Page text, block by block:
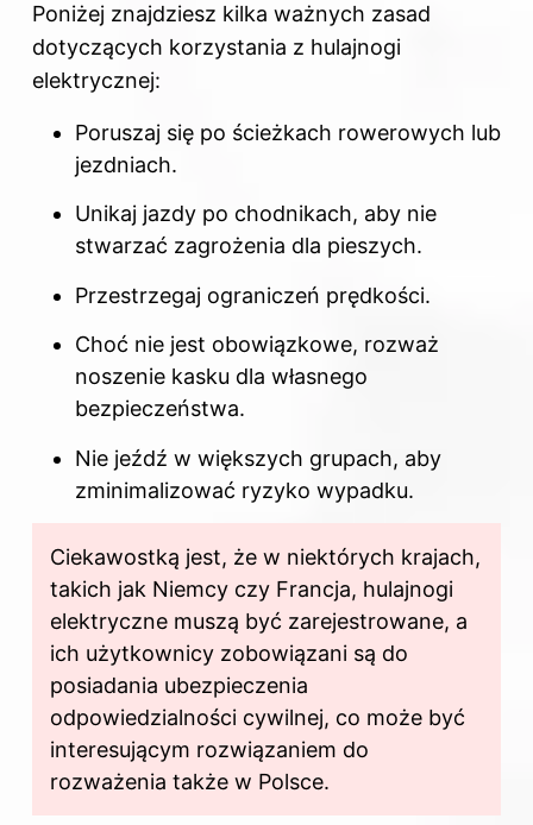
Poniżej znajdziesz kilka ważnych zasad
dotyczących korzystania z hulajnogi
elektrycznej:
Poruszaj się po ścieżkach rowerowych lub
jezdniach.
Unikaj jazdy po chodnikach, aby nie
stwarzać zagrożenia dla pieszych.
Przestrzegaj ograniczeń prędkości.
Choć nie jest obowiązkowe, rozważ
noszenie kasku dla własnego
bezpieczeństwa.
Nie jeźdź w większych grupach, aby
zminimalizować ryzyko wypadku.
Ciekawostką jest, że w niektórych krajach,
takich jak Niemcy czy Francja, hulajnogi
elektryczne muszą być zarejestrowane, a
ich użytkownicy zobowiązani są do
posiadania ubezpieczenia
odpowiedzialności cywilnej, co może być
interesującym rozwiązaniem do
rozważenia także w Polsce.